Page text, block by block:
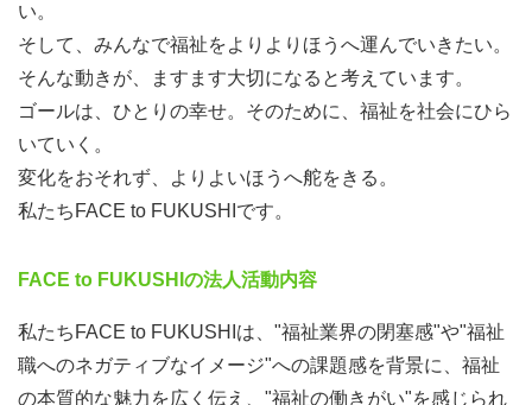
タイガース、離島、電車、オーボエ、歴史までカバー。
◎事務局：堀口真由子…超ポジティブ思考、SNSの使い手
の3児の母。関西弁強めの元応援団。
あなたのこと、お聞かせください。
っしゃることをお聞かせください。
メンバー全員と会っていただき、職場の雰囲気を感じてく
ださい。
い。
そして、みんなで福祉をよりよりほうへ運んでいきたい。
そんな動きが、ますます大切になると考えています。
ゴールは、ひとりの幸せ。そのために、福祉を社会にひら
いていく。
変化をおそれず、よりよいほうへ舵をきる。
私たちFACE to FUKUSHIです。
FACE to FUKUSHIの法人活動内容
私たちFACE to FUKUSHIは、"福祉業界の閉塞感"や"福祉
職へのネガティブなイメージ"への課題感を背景に、福祉
の本質的な魅力を広く伝え、"福祉の働きがい"を感じられ